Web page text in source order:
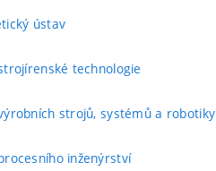
ústav
technologie
strojů, systémů a robotiky
inženýrství